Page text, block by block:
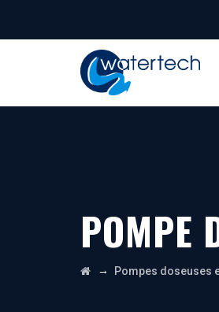
POMPE
→ Pompes doseuses